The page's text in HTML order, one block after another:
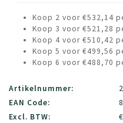
Koop 2 voor €532,14
Koop 3 voor €521,28
Koop 4 voor €510,42
Koop 5 voor €499,56
Koop 6 voor €488,70
Artikelnummer:
EAN Code:
Excl. BTW: